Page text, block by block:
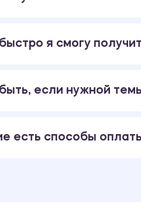
я смогу
если нужной
есть способы